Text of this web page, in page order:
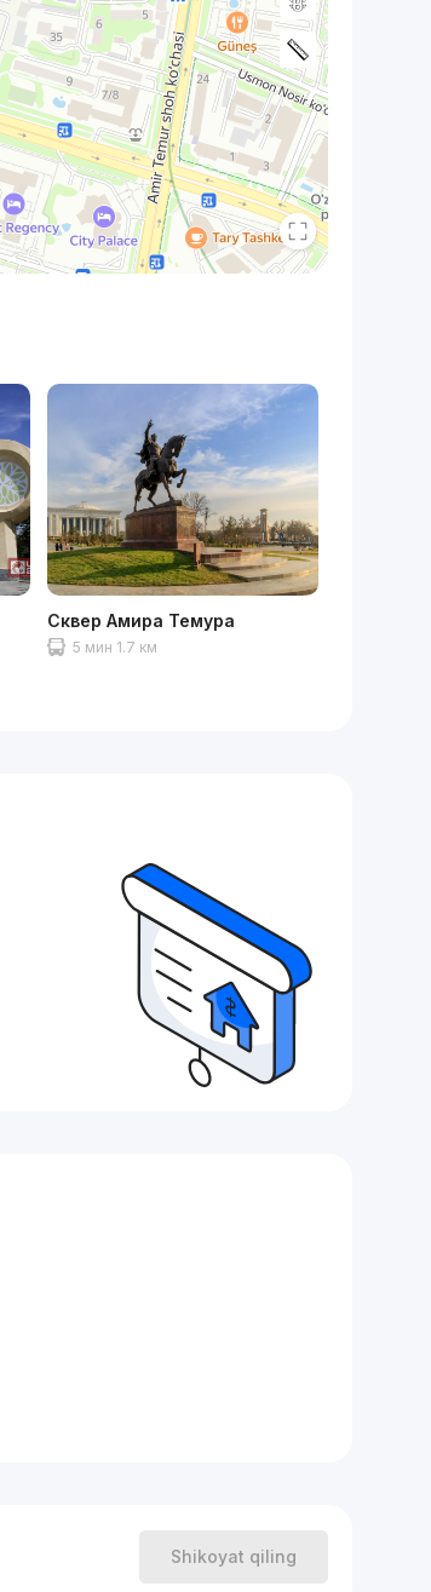
Сквер Амира Темура
5 мин 1.7 км
Shikoyat qiling